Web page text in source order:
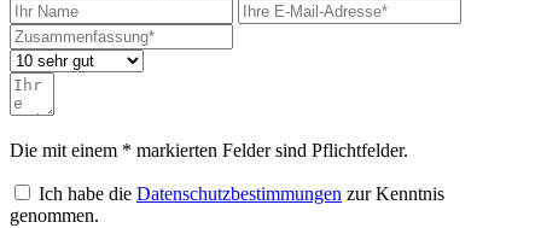
Die mit einem * markierten Felder sind Pflichtfelder.
Ich habe die Datenschutzbestimmungen zur Kenntnis
genommen.